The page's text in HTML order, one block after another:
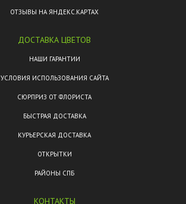
ОТЗЫВЫ НА ЯНДЕКС.КАРТАХ
ДОСТАВКА ЦВЕТОВ
НАШИ ГАРАНТИИ
УСЛОВИЯ ИСПОЛЬЗОВАНИЯ САЙТА
СЮРПРИЗ ОТ ФЛОРИСТА
БЫСТРАЯ ДОСТАВКА
КУРЬЕРСКАЯ ДОСТАВКА
ОТКРЫТКИ
РАЙОНЫ СПБ
КОНТАКТЫ